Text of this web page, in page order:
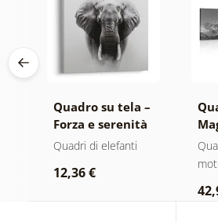
Quadro su tela –
Forza e serenità
dell'elefante
Quadri di elefanti
12,36 €